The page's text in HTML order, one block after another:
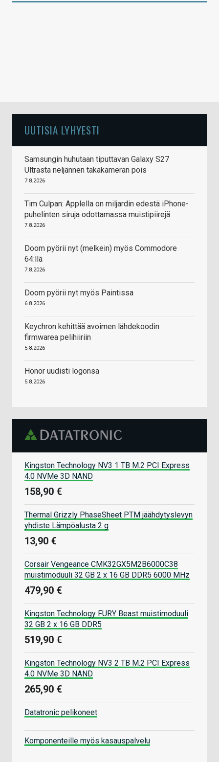
UUTISIA LYHYESTI
Samsungin huhutaan tiputtavan Galaxy S27
Ultrasta neljännen takakameran pois
7.8.2026
Tim Culpan: Applella on miljardin edestä iPhone-
puhelinten siruja odottamassa muistipiirejä
7.8.2026
Doom pyörii nyt (melkein) myös Commodore
64:llä
7.8.2026
Doom pyörii nyt myös Paintissa
6.8.2026
Keychron kehittää avoimen lähdekoodin
firmwarea pelihiiriin
5.8.2026
Honor uudisti logonsa
5.8.2026
Kingston Technology NV3 1 TB M.2 PCI Express
4.0 NVMe 3D NAND
158,90 €
Thermal Grizzly PhaseSheet PTM jäähdytyslevyn
yhdiste Lämpöalusta 2 g
13,90 €
Corsair Vengeance CMK32GX5M2B6000C38
muistimoduuli 32 GB 2 x 16 GB DDR5 6000 MHz
479,90 €
Kingston Technology FURY Beast muistimoduuli
32 GB 2 x 16 GB DDR5
519,90 €
Kingston Technology NV3 2 TB M.2 PCI Express
4.0 NVMe 3D NAND
265,90 €
Datatronic pelikoneet
Komponenteille myös kasauspalvelu